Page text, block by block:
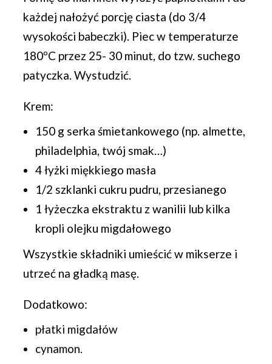
każdej nałożyć porcję ciasta (do 3/4
wysokości babeczki). Piec w temperaturze
180ºC przez 25- 30 minut, do tzw. suchego
patyczka. Wystudzić.
Krem:
150 g serka śmietankowego (np. almette,
philadelphia, twój smak…)
4 łyżki miękkiego masła
1/2 szklanki cukru pudru, przesianego
1 łyżeczka ekstraktu z wanilii lub kilka
kropli olejku migdałowego
Wszystkie składniki umieścić w mikserze i
utrzeć na gładką masę.
Dodatkowo:
płatki migdałów
cynamon.